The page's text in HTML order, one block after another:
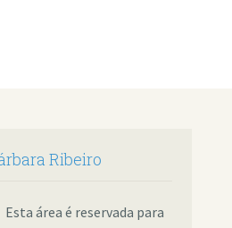
Ribeiro
Esta área é reservada para